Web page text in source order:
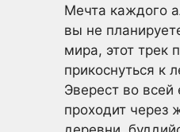
Мечта каждого
вы не
мира, этот трек
прикоснуться к
Эверест во
проходит через